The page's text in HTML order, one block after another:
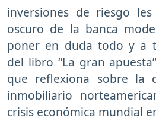
inversiones de riesgo
oscuro de la banca
poner en duda todo y a
del libro “La gran
que reflexiona sobre la
inmobiliario
crisis económica mundial